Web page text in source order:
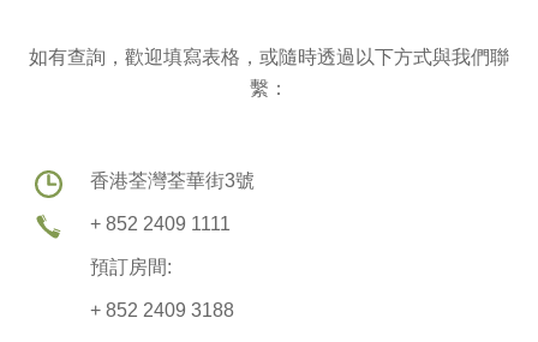
如有查詢，歡迎填寫表格，或隨時透過以下方式與我們聯
繫：
香港荃灣荃華街3號
+ 852 2409 1111
預訂房間:
+ 852 2409 3188